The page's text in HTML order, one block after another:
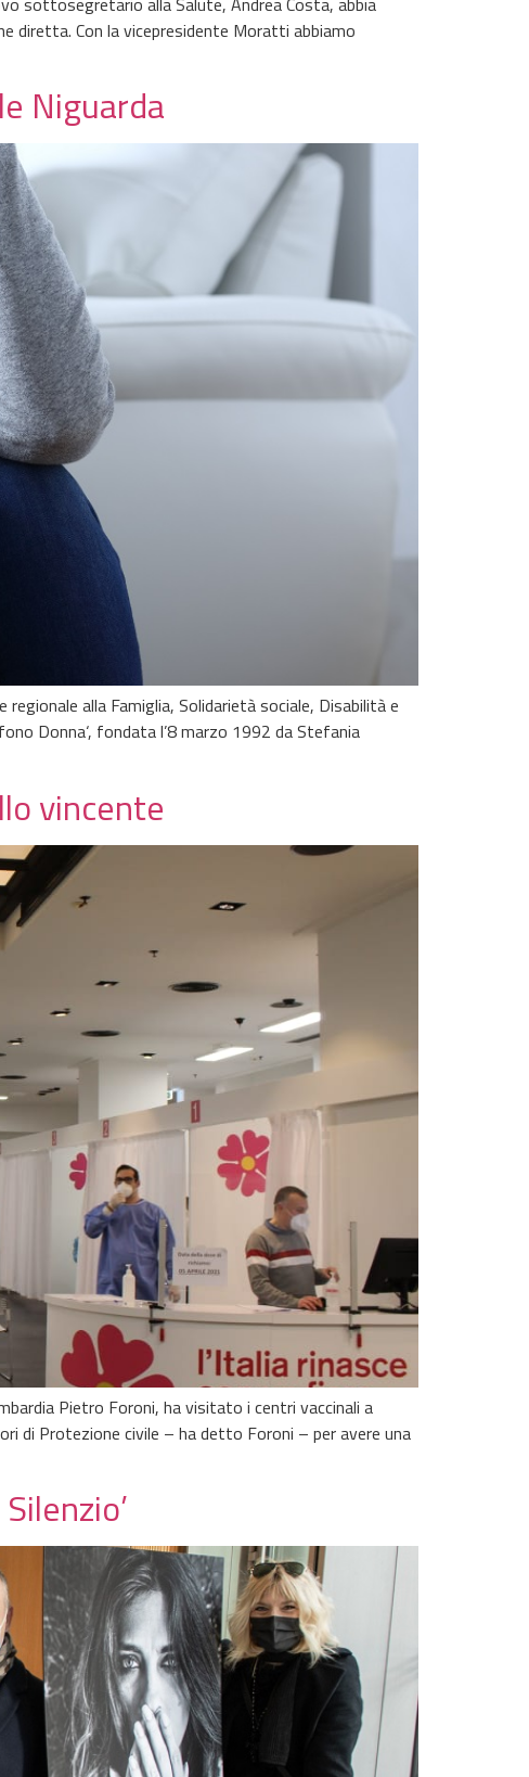
diretta. Con la vicepresidente Moratti abbiamo
Niguarda
alla Famiglia, Solidarietà sociale, Disabilità e
Donna‘, fondata l’8 marzo 1992 da Stefania
vincente
Pietro Foroni, ha visitato i centri vaccinali a
di Protezione civile – ha detto Foroni – per avere una